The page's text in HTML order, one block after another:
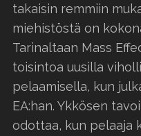
takaisin remmiin
miehistöstä on
Tarinaltaan Mass
toisintoa uusilla
pelaamisella, kun
EA:han. Ykkösen
odottaa, kun pelaaja